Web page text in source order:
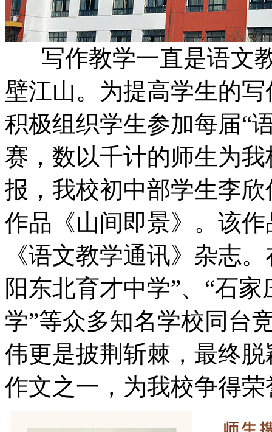
写作教学一直是语文
壁江山。为提高学生的
积极组织学生参加每届“
赛，数以千计的师生为
报，我校初中部学生李
作品《山间即景》。该
《语文教学通讯》杂志
阳东北育才中学”、“石
学”等众多知名学校同台
伟更是披荆斩棘，最终
作文之一，为我校争得荣